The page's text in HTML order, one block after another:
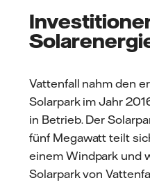
Vattenfall nahm den
Solarpark im Jahr
in Betrieb. Der
fünf Megawatt teilt
einem Windpark und
Solarpark von